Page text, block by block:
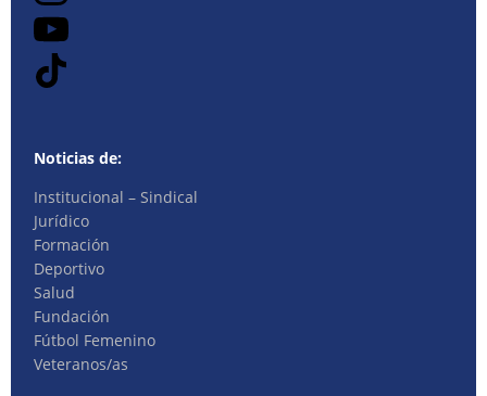
Noticias de:
Institucional – Sindical
Jurídico
Formación
Deportivo
Salud
Fundación
Fútbol Femenino
Veteranos/as